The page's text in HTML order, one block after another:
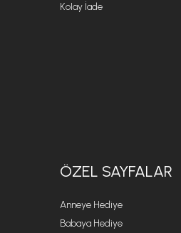
Kolay İade
ÖZEL SAYFALAR
Anneye Hediye
Babaya Hediye